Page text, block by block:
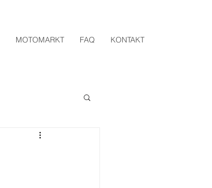
MOTOMARKT FAQ KONTAKT